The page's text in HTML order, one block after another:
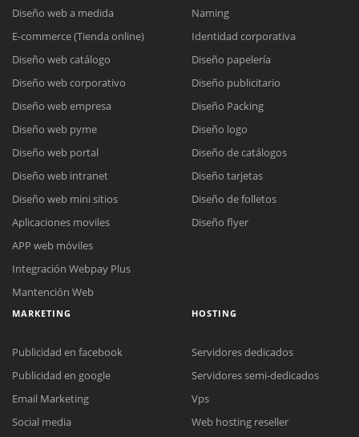
Reunión online
Diseño web a medida
E-commerce (Tienda online)
Diseño web catálogo
Diseño web corporativo
Diseño web empresa
Diseño web pyme
Diseño web portal
Diseño web intranet
Diseño web mini sitios
Aplicaciones moviles
APP web móviles
Integración Webpay Plus
Mantención Web
Naming
Identidad corporativa
Diseño papelería
Diseño publicitario
Diseño Packing
Diseño logo
Diseño de catálogos
Diseño tarjetas
Diseño de folletos
Diseño flyer
MARKETING
Publicidad en facebook
Publicidad en google
Email Marketing
Social media
HOSTING
Servidores dedicados
Servidores semi-dedicados
Vps
Web hosting reseller